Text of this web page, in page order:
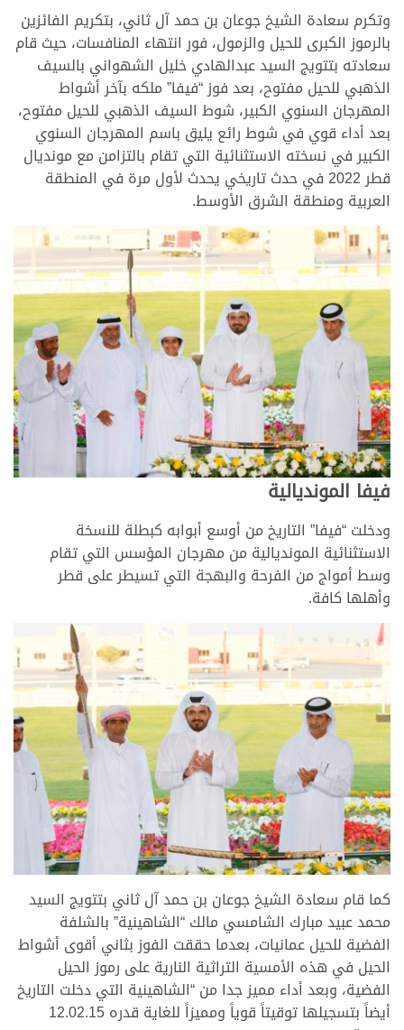
وتكرم سعادة الشيخ جوعان بن حمد آل ثاني، بتكريم الفائزين
بالرموز الكبرى للحيل والزمول، فور انتهاء المنافسات، حيث قام
سعادته بتتويج السيد عبدالهادي خليل الشهواني بالسيف
الذهبي للحيل مفتوح، بعد فوز “فيفا” ملكه بآخر أشواط
المهرجان السنوي الكبير، شوط السيف الذهبي للحيل مفتوح،
بعد أداء قوي في شوط رائع يليق باسم المهرجان السنوي
الكبير في نسخته الاستثنائية التي تقام بالتزامن مع مونديال
قطر 2022 في حدث تاريخي يحدث لأول مرة في المنطقة
العربية ومنطقة الشرق الأوسط.
فيفا المونديالية
ودخلت “فيفا” التاريخ من أوسع أبوابه كبطلة للنسخة
الاستثنائية المونديالية من مهرجان المؤسس التي تقام
وسط أمواج من الفرحة والبهجة التي تسيطر على قطر
وأهلها كافة.
كما قام سعادة الشيخ جوعان بن حمد آل ثاني بتتويج السيد
محمد عبيد مبارك الشامسي مالك “الشاهينية” بالشلفة
الفضية للحيل عمانيات، بعدما حققت الفوز بثاني أقوى أشواط
الحيل في هذه الأمسية التراثية النارية على رموز الحيل
الفضية، وبعد أداء مميز جدا من “الشاهينية التي دخلت التاريخ
أيضاً بتسجيلها توقيتاً قوياً ومميزاً للغاية قدره 12.02.15